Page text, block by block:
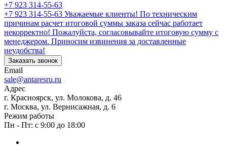
+7 923 314-55-63
+7 923 314-55-63 Уважаемые клиенты! По техническим
причинам расчет итоговой суммы заказа сейчас работает
некорректно! Пожалуйста, согласовывайте итоговую сумму с
менеджером. Приносим извинения за доставленные
неудобства!
Заказать звонок
Email
sale@antaresru.ru
Адрес
г. Красноярск, ул. Молокова, д. 46
г. Москва, ул. Вернисажная, д. 6
Режим работы
Пн - Пт: с 9:00 до 18:00